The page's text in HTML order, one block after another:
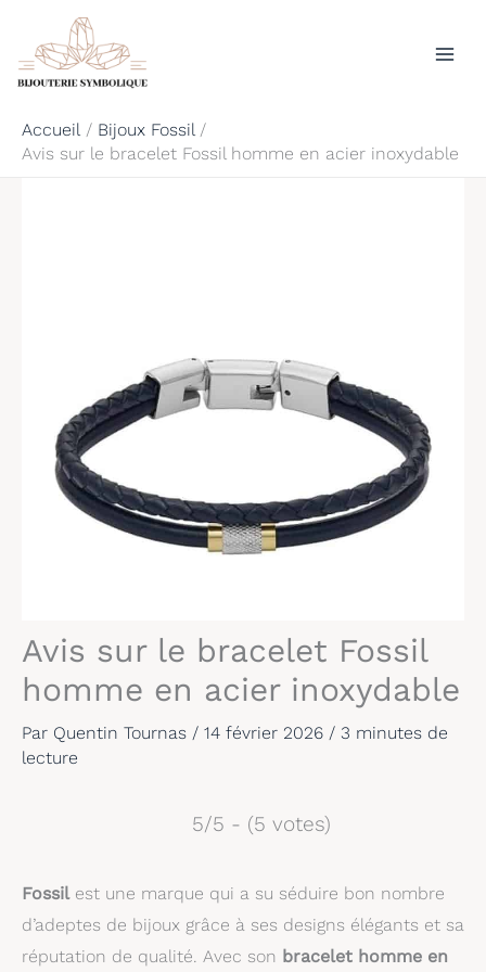
contenu
Accueil
Bijoux Fossil
Avis sur le bracelet Fossil homme en acier inoxydable
Avis sur le bracelet Fossil
homme en acier inoxydable
Par Quentin Tournas / 14 février 2026 / 3 minutes de
lecture
5/5 - (5 votes)
Fossilest une marque qui a su séduire bon nombre
d’adeptes de bijoux grâce à ses designs élégants et sa
réputation de qualité. Avec son bracelet homme en
Rechercher